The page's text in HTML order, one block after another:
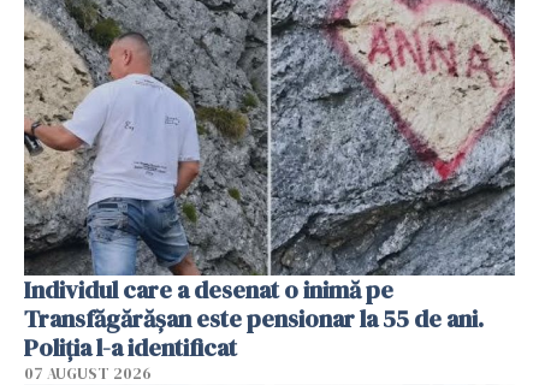
Individul care a desenat o inimă pe
Transfăgărășan este pensionar la 55 de ani.
Poliția l-a identificat
07 AUGUST 2026